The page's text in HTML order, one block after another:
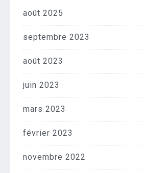
août 2025
septembre 2023
août 2023
juin 2023
mars 2023
février 2023
novembre 2022